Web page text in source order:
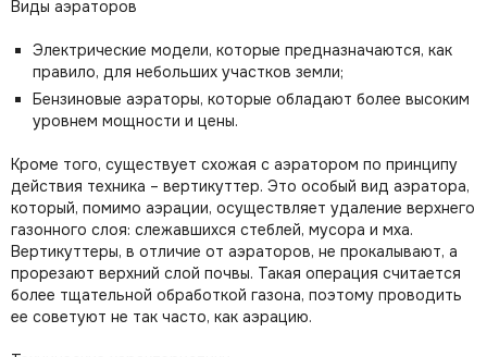
Виды аэраторов
Электрические модели, которые предназначаются, как
правило, для небольших участков земли;
Бензиновые аэраторы, которые обладают более высоким
уровнем мощности и цены.
Кроме того, существует схожая с аэратором по принципу
действия техника – вертикуттер. Это особый вид аэратора,
который, помимо аэрации, осуществляет удаление верхнего
газонного слоя: слежавшихся стеблей, мусора и мха.
Вертикуттеры, в отличие от аэраторов, не прокалывают, а
прорезают верхний слой почвы. Такая операция считается
более тщательной обработкой газона, поэтому проводить
ее советуют не так часто, как аэрацию.